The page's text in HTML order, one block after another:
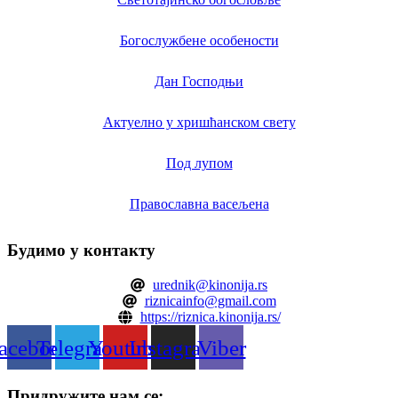
Богослужбене особености
Дан Господњи
Актуелно у хришћанском свету
Под лупом
Православна васељена
Будимо у контакту
urednik@kinonija.rs
riznicainfo@gmail.com
https://riznica.kinonija.rs/
TelegramYoutubeInstagramViber